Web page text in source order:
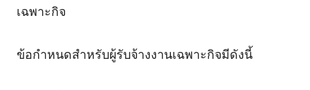
เฉพาะกิจ
ข้อกำหนดสำหรับผู้รับจ้างงานเฉพาะกิจมีดังนี้